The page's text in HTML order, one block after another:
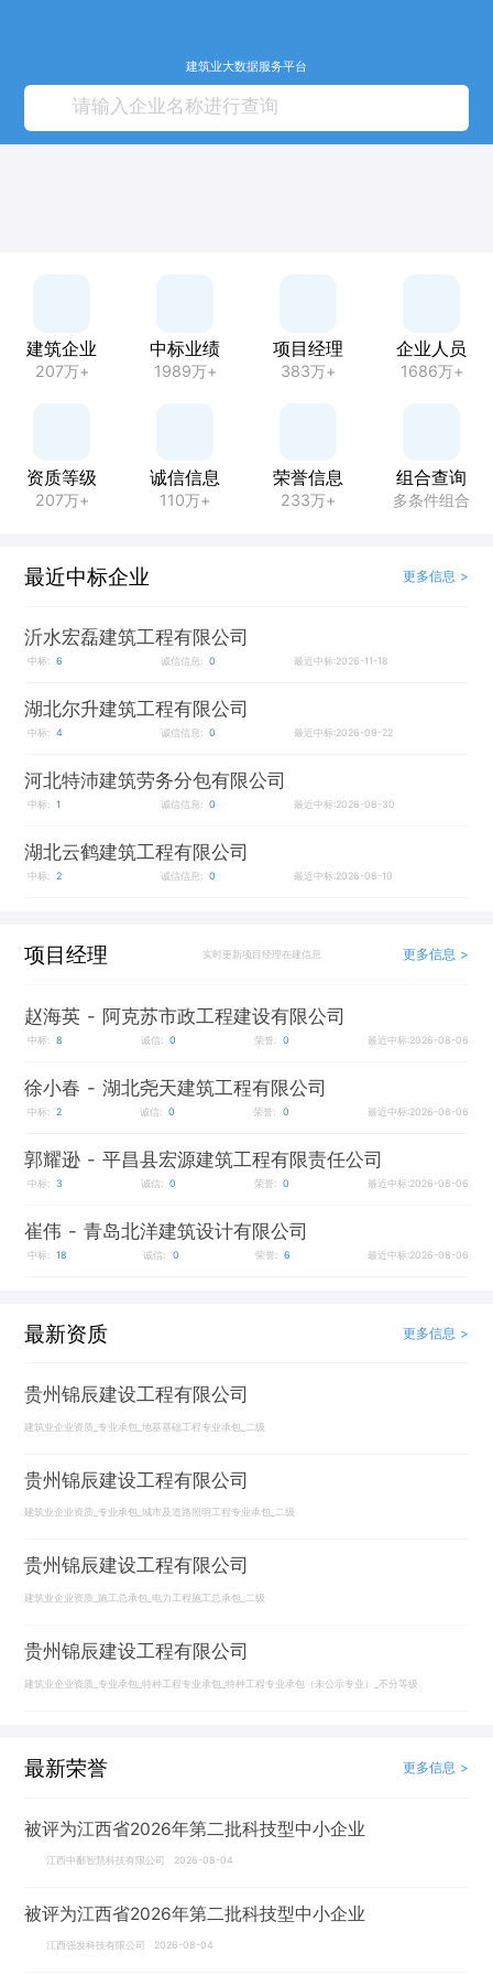
建筑业大数据服务平台
建筑企业
207万+
中标业绩
1989万+
项目经理
383万+
企业人员
1686万+
资质等级
207万+
诚信信息
110万+
荣誉信息
233万+
组合查询
多条件组合
最近中标企业 更多信息 >
沂水宏磊建筑工程有限公司
中标: 6 诚信信息: 0 最近中标:2026-11-18
湖北尔升建筑工程有限公司
中标: 4 诚信信息: 0 最近中标:2026-09-22
河北特沛建筑劳务分包有限公司
中标: 1 诚信信息: 0 最近中标:2026-08-30
湖北云鹤建筑工程有限公司
中标: 2 诚信信息: 0 最近中标:2026-08-10
项目经理 实时更新项目经理在建信息 更多信息 >
赵海英 - 阿克苏市政工程建设有限公司
中标: 8 诚信: 0 荣誉: 0 最近中标:2026-08-06
徐小春 - 湖北尧天建筑工程有限公司
中标: 2 诚信: 0 荣誉: 0 最近中标:2026-08-06
郭耀逊 - 平昌县宏源建筑工程有限责任公司
中标: 3 诚信: 0 荣誉: 0 最近中标:2026-08-06
崔伟 - 青岛北洋建筑设计有限公司
中标: 18 诚信: 0 荣誉: 6 最近中标:2026-08-06
最新资质 更多信息 >
贵州锦辰建设工程有限公司
建筑业企业资质_专业承包_地基基础工程专业承包_二级
贵州锦辰建设工程有限公司
建筑业企业资质_专业承包_城市及道路照明工程专业承包_二级
贵州锦辰建设工程有限公司
建筑业企业资质_施工总承包_电力工程施工总承包_二级
贵州锦辰建设工程有限公司
建筑业企业资质_专业承包_特种工程专业承包_特种工程专业承包（未公示专业）_不分等级
最新荣誉 更多信息 >
被评为江西省2026年第二批科技型中小企业
江西中鄱智慧科技有限公司 2026-08-04
被评为江西省2026年第二批科技型中小企业
江西强发科技有限公司 2026-08-04